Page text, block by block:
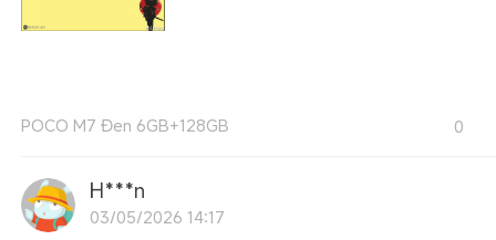
POCO M7 Đen 6GB+128GB 0
H***n
03/05/2026 14:17